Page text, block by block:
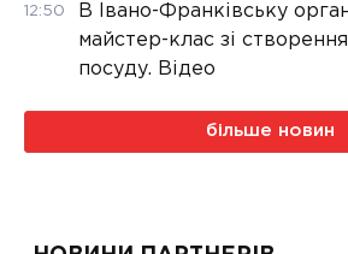
12:50
В Івано-Франківську
майстер-клас зі
посуду. Відео
більше новин